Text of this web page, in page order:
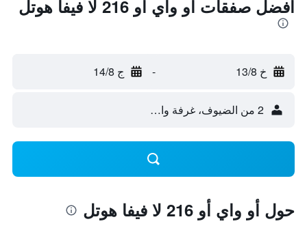
أفضل صفقات أو واي أو 216 لا فيفا هوتل
خ 13/8 - ج 14/8
2 من الضيوف، غرفة واحدة
حول أو واي أو 216 لا فيفا هوتل